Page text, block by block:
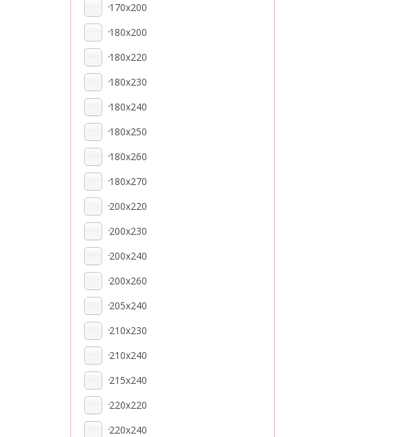
170x200
180x200
180x220
180x230
180x240
180x250
180x260
180x270
200x220
200x230
200x240
200x260
205x240
210x230
210x240
215x240
220x220
220x240